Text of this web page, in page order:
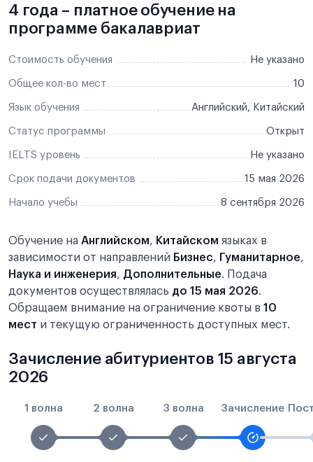
4 года – платное обучение на
программе бакалавриат
Стоимость обучения Не указано
Общее кол-во мест 10
Язык обучения Английский, Китайский
Статус программы Открыт
IELTS уровень Не указано
Срок подачи документов 15 мая 2026
Начало учебы 8 сентября 2026
Обучение на Английском, Китайском языках в
зависимости от направлений Бизнес, Гуманитарное,
Наука и инженерия, Дополнительные. Подача
документов осуществлялась до 15 мая 2026.
Обращаем внимание на ограничение квоты в 10
мест и текущую ограниченность доступных мест.
Зачисление абитуриентов 15 августа
2026
1 волна 2 волна 3 волна Зачисление